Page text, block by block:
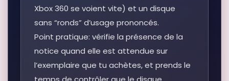
Xbox 360 se voient vite) et un disque
sans “ronds” d’usage prononcés.
Point pratique: vérifie la présence de la
notice quand elle est attendue sur
l’exemplaire que tu achètes, et prends le